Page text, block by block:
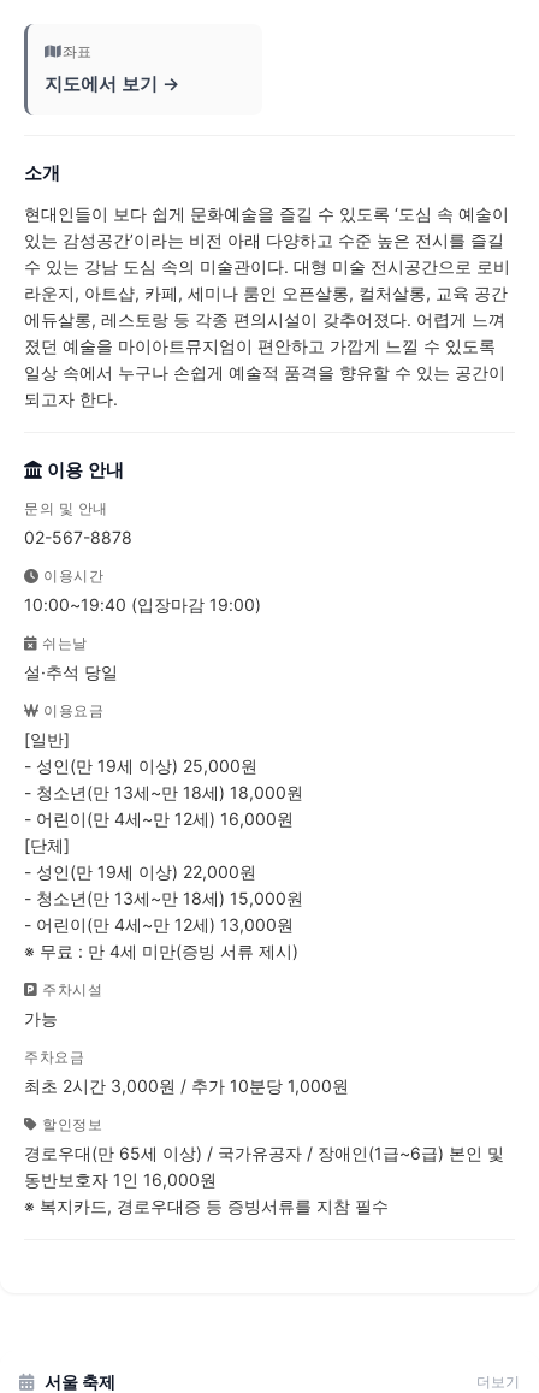
좌표
지도에서 보기 →
소개
현대인들이 보다 쉽게 문화예술을 즐길 수 있도록 ‘도심 속 예술이
있는 감성공간’이라는 비전 아래 다양하고 수준 높은 전시를 즐길
수 있는 강남 도심 속의 미술관이다. 대형 미술 전시공간으로 로비
라운지, 아트샵, 카페, 세미나 룸인 오픈살롱, 컬처살롱, 교육 공간
에듀살롱, 레스토랑 등 각종 편의시설이 갖추어졌다. 어렵게 느껴
졌던 예술을 마이아트뮤지엄이 편안하고 가깝게 느낄 수 있도록
일상 속에서 누구나 손쉽게 예술적 품격을 향유할 수 있는 공간이
되고자 한다.
이용 안내
문의 및 안내
02-567-8878
이용시간
10:00~19:40 (입장마감 19:00)
쉬는날
설·추석 당일
이용요금
[일반]
- 성인(만 19세 이상) 25,000원
- 청소년(만 13세~만 18세) 18,000원
- 어린이(만 4세~만 12세) 16,000원
[단체]
- 성인(만 19세 이상) 22,000원
- 청소년(만 13세~만 18세) 15,000원
- 어린이(만 4세~만 12세) 13,000원
※ 무료 : 만 4세 미만(증빙 서류 제시)
주차시설
가능
주차요금
최초 2시간 3,000원 / 추가 10분당 1,000원
할인정보
경로우대(만 65세 이상) / 국가유공자 / 장애인(1급~6급) 본인 및
동반보호자 1인 16,000원
※ 복지카드, 경로우대증 등 증빙서류를 지참 필수
서울 축제 더보기